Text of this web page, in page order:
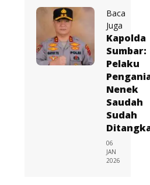
Baca
Juga
Kapolda
Sumbar:
Pelaku
Nenek
Saudah
Sudah
06
JAN
2026